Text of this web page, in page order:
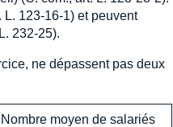
L. 123-16-1) et peuvent
232-25).
ne dépassent pas deux
Nombre moyen de salariés